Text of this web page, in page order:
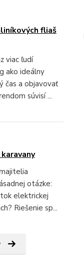
fliaš
viac ľudí
ako ideálny
čas a objavovať
súvisí ...
otázke:
elektrickej
Riešenie sp...